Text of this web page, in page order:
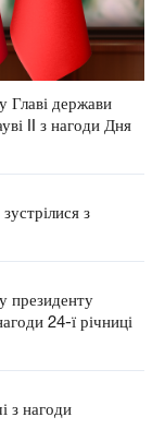
Главі держави
II з нагоди Дня
з
президенту
24-ї річниці
з нагоди